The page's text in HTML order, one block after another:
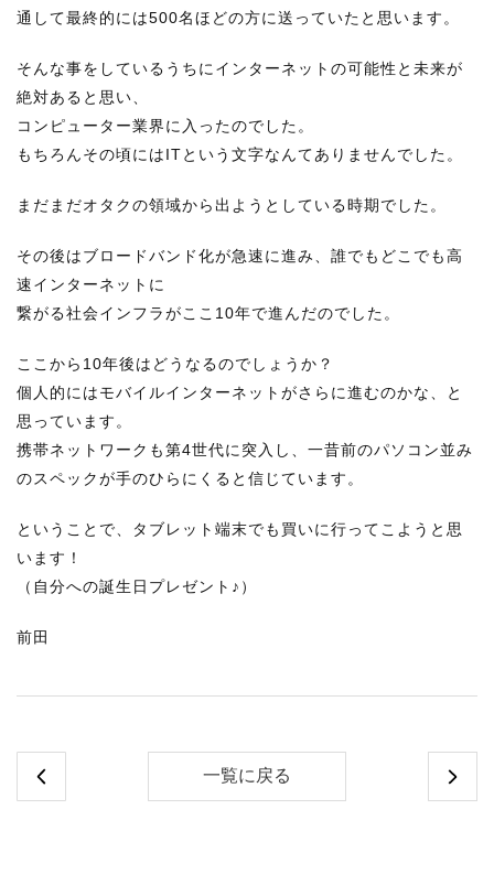
通して最終的には500名ほどの方に送っていたと思います。
そんな事をしているうちにインターネットの可能性と未来が
絶対あると思い、
コンピューター業界に入ったのでした。
もちろんその頃にはITという文字なんてありませんでした。
まだまだオタクの領域から出ようとしている時期でした。
その後はブロードバンド化が急速に進み、誰でもどこでも高
速インターネットに
繋がる社会インフラがここ10年で進んだのでした。
ここから10年後はどうなるのでしょうか？
個人的にはモバイルインターネットがさらに進むのかな、と
思っています。
携帯ネットワークも第4世代に突入し、一昔前のパソコン並み
のスペックが手のひらにくると信じています。
ということで、タブレット端末でも買いに行ってこようと思
います！
（自分への誕生日プレゼント♪）
前田
一覧に戻る